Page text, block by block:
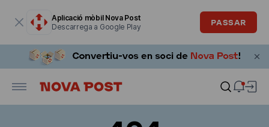
Aplicació mòbil Nova Post
Descarrega a Google Play
PASSAR